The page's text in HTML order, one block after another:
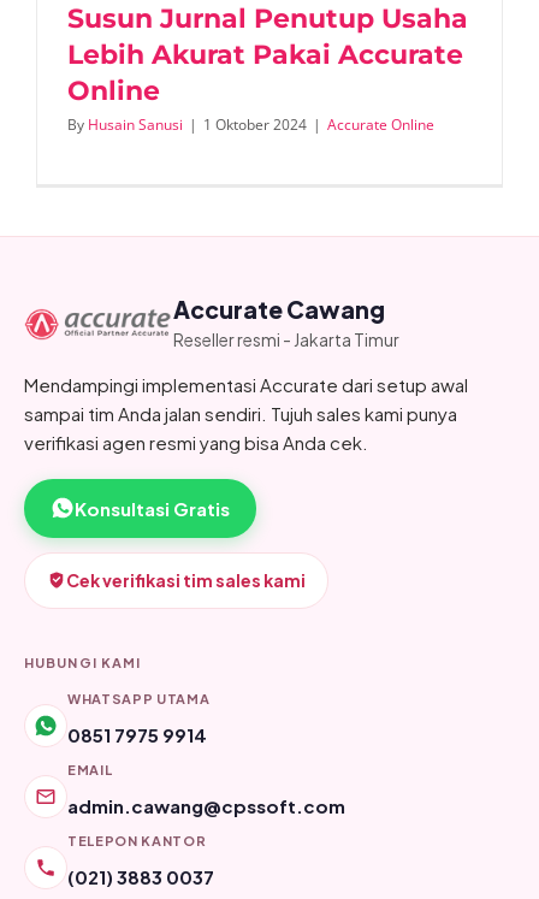
Susun Jurnal Penutup Usaha
Lebih Akurat Pakai Accurate
Online
By Husain Sanusi | 1 Oktober 2024 | Accurate Online
Accurate Cawang
Reseller resmi - Jakarta Timur
Mendampingi implementasi Accurate dari setup awal
sampai tim Anda jalan sendiri. Tujuh sales kami punya
verifikasi agen resmi yang bisa Anda cek.
Konsultasi Gratis
Cek verifikasi tim sales kami
HUBUNGI KAMI
WHATSAPP UTAMA
0851 7975 9914
EMAIL
admin.cawang@cpssoft.com
TELEPON KANTOR
(021) 3883 0037